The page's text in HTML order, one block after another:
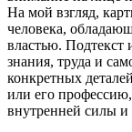
На мой взгляд,
человека,
властью. Подтекст
знания, труда и
конкретных
или его
внутренней силы и